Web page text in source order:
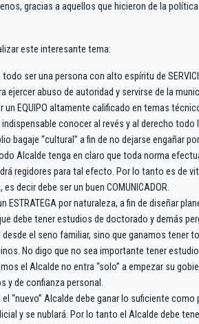
gracias a aquellos que hicieron de la
este interesante tema:
todo ser una persona con alto espíritu de
ejercer abuso de autoridad y servirse de la
un EQUIPO altamente calificado en temas
conocer al revés y al derecho
bagaje “cultural” a fin de no dejarse engañar
Alcalde tenga en claro que toda norma
regidores para tal efecto. Por lo tanto es de
decir debe ser un buen COMUNICADOR.
ESTRATEGA por naturaleza, a fin de diseñar
debe tener estudios de doctorado y demás
desde el seno familiar, sino que ganamos
No digo que no sea importante tener
el Alcalde no entra “solo” a empezar su
y de confianza personal.
el “nuevo” Alcalde debe ganar lo suficiente
y se nublará. Por lo tanto el Alcalde debe tener